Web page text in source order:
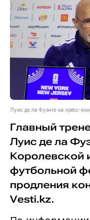
Луис де ла Фуэнте на пресс-
Главный
Луис де ла
Королевской
футбольной
продления
Vesti.kz.